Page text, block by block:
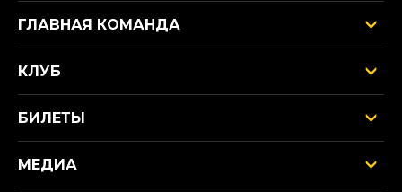
ГЛАВНАЯ КОМАНДА
КЛУБ
БИЛЕТЫ
МЕДИА